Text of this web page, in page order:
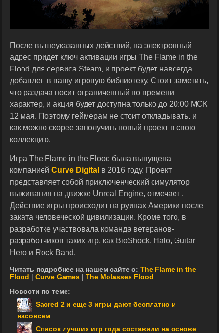
После вышеуказанных действий, на электронный
адрес придет ключ активации игры The Flame in the
Flood для сервиса Steam, и проект будет навсегда
добавлен в вашу игровую библиотеку. Стоит заметить,
что раздача носит ограниченный по времени
характер, и акция будет доступна только до 20:00 МСК
12 мая. Поэтому геймерам не стоит откладывать, и
как можно скорее заполучить новый проект в свою
коллекцию.
Игра The Flame in the Flood была выпущена
компанией Curve Digital в 2016 году. Проект
представляет собой приключенческий симулятор
выживания на движке Unreal Engine, отмечает .
Действие игры происходит на руинах Америки после
заката человеческой цивилизации. Кроме того, в
разработке участвовала команда ветеранов-
разработчиков таких игр, как BioShock, Halo, Guitar
Hero и Rock Band.
Читать подробнее на нашем сайте о: The Flame in the
Flood | Curve Games | The Molasses Flood
Новости по теме:
Sacred 2 и еще 3 игры дают бесплатно и
насовсем
Список лучших игр года составили на основе